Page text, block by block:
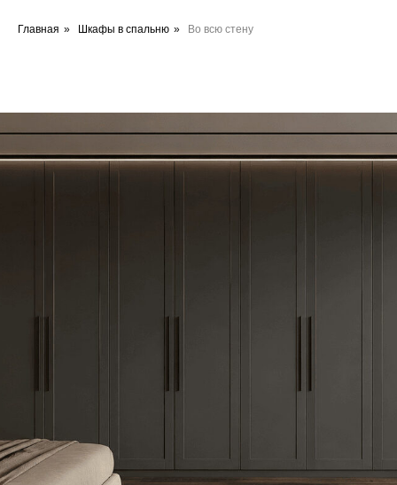
Главная » Шкафы в спальню » Во всю стену